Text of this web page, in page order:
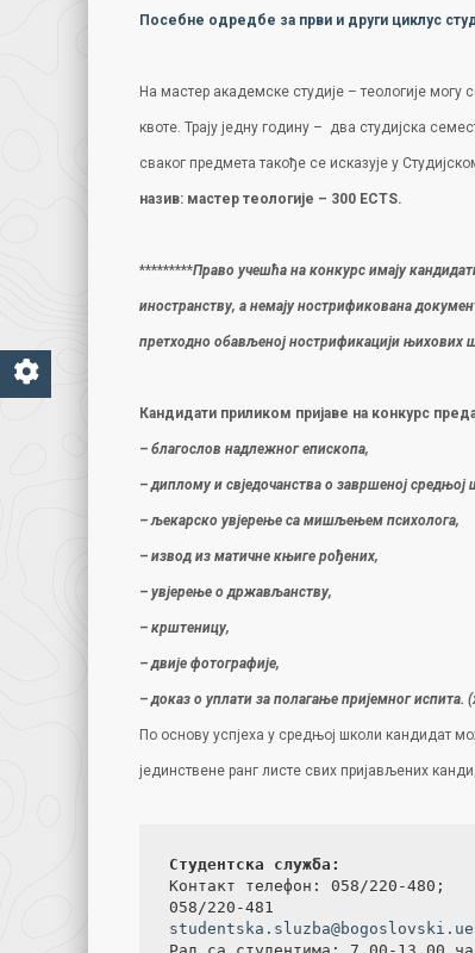
Посебне одредбе за први и други циклус
На мастер академске студије – теологије
квоте. Трају једну годину – два студијска
сваког предмета такође се исказује у
назив: мастер теологије – 300 ECTS.
*********Право учешћа на конкурс имају
иностранству, а немају нострификована
претходно обављеној нострификацији њихових
Кандидати приликом пријаве на конкурс
– благослов надлежног епископа,
– диплому и свједочанства о завршеној средњој
– љекарско увјерење са мишљењем психолога,
– извод из матичне књиге рођених,
– увјерење о држављанству,
– крштеницу,
– двије фотографије,
– доказ о уплати за полагање пријемног испита.
По основу успјеха у средњој школи кандидат
јединствене ранг листе свих пријављених
Студентска служба:
Контакт телефон: 058/220-480;
studentska.sluzba@